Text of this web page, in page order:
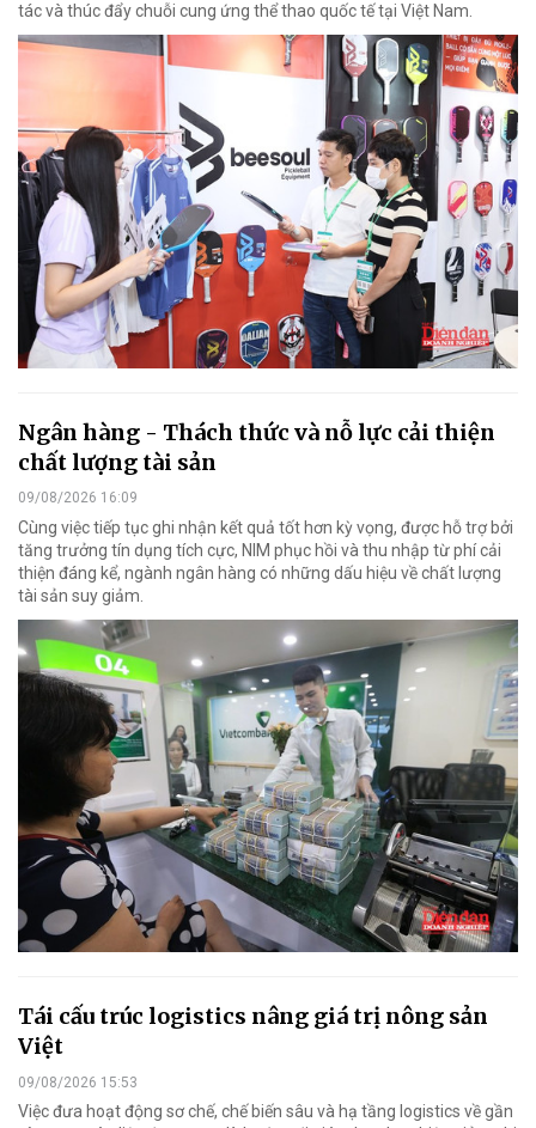
tác và thúc đẩy chuỗi cung ứng thể thao quốc tế tại Việt Nam.
Ngân hàng - Thách thức và nỗ lực cải thiện
chất lượng tài sản
09/08/2026 16:09
Cùng việc tiếp tục ghi nhận kết quả tốt hơn kỳ vọng, được hỗ trợ bởi
tăng trưởng tín dụng tích cực, NIM phục hồi và thu nhập từ phí cải
thiện đáng kể, ngành ngân hàng có những dấu hiệu về chất lượng
tài sản suy giảm.
Tái cấu trúc logistics nâng giá trị nông sản
Việt
09/08/2026 15:53
Việc đưa hoạt động sơ chế, chế biến sâu và hạ tầng logistics về gần